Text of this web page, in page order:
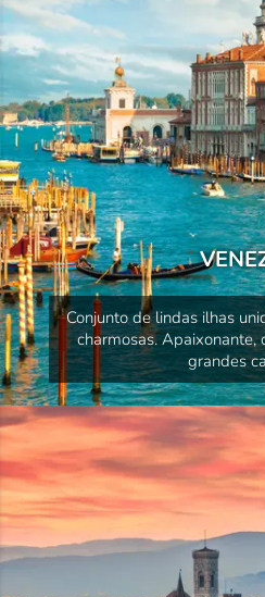
Conjunto de lindas ilhas
charmosas. Apaixonante,
grandes